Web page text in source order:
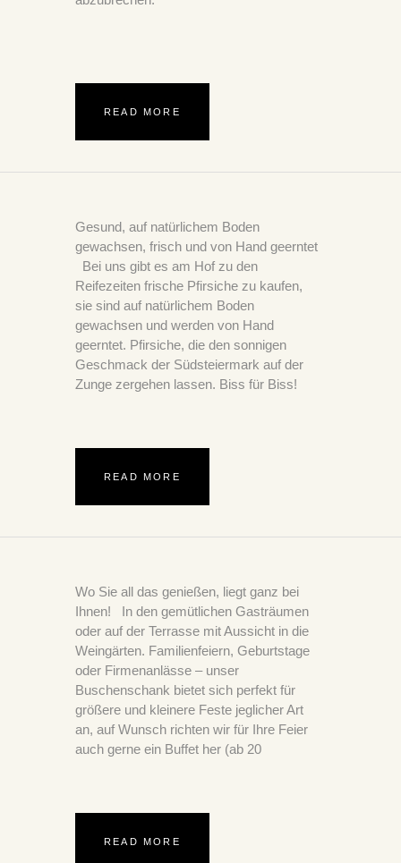
READ MORE
Gesund, auf natürlichem Boden
gewachsen, frisch und von Hand geerntet
Bei uns gibt es am Hof zu den
Reifezeiten frische Pfirsiche zu kaufen,
sie sind auf natürlichem Boden
gewachsen und werden von Hand
geerntet. Pfirsiche, die den sonnigen
Geschmack der Südsteiermark auf der
Zunge zergehen lassen. Biss für Biss!
READ MORE
Wo Sie all das genießen, liegt ganz bei
Ihnen! In den gemütlichen Gasträumen
oder auf der Terrasse mit Aussicht in die
Weingärten. Familienfeiern, Geburtstage
oder Firmenanlässe – unser
Buschenschank bietet sich perfekt für
größere und kleinere Feste jeglicher Art
an, auf Wunsch richten wir für Ihre Feier
auch gerne ein Buffet her (ab 20
READ MORE